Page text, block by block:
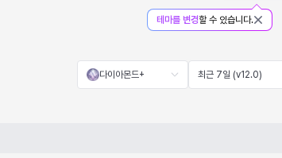
테마를 변경할 수 있습니다.
다이아몬드+ 최근 7일 (v12.0)